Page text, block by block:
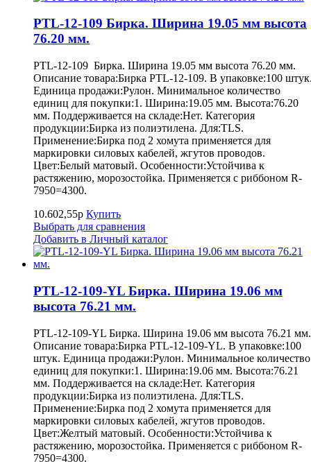
PTL-12-109 Бирка. Ширина 19.05 мм высота
76.20 мм.
PTL-12-109 Бирка. Ширина 19.05 мм высота 76.20 мм.
Описание товара:Бирка PTL-12-109. В упаковке:100
Единица продажи:Рулон. Минимальное количество
единиц для покупки:1. Ширина:19.05 мм. Высота:76.20
мм. Поддерживается на складе:Нет. Категория
продукции:Бирка из полиэтилена. Для:TLS.
Применение:Бирка под 2 хомута применяется для
маркировки силовых кабелей, жгутов проводов.
Цвет:Белый матовый. Особенности:Устойчива к
растяжению, морозостойка. Применяется с риббоном R-
7950=4300.
10.602,55р Купить
Выбрать для сравнения
Добавить в Личный каталог
PTL-12-109-YL Бирка. Ширина 19.06 мм
высота 76.21 мм.
PTL-12-109-YL Бирка. Ширина 19.06 мм высота 76.21 мм.
Описание товара:Бирка PTL-12-109-YL. В упаковке:100
штук. Единица продажи:Рулон. Минимальное количество
единиц для покупки:1. Ширина:19.06 мм. Высота:76.21
мм. Поддерживается на складе:Нет. Категория
продукции:Бирка из полиэтилена. Для:TLS.
Применение:Бирка под 2 хомута применяется для
маркировки силовых кабелей, жгутов проводов.
Цвет:Желтый матовый. Особенности:Устойчива к
растяжению, морозостойка. Применяется с риббоном R-
7950=4300.